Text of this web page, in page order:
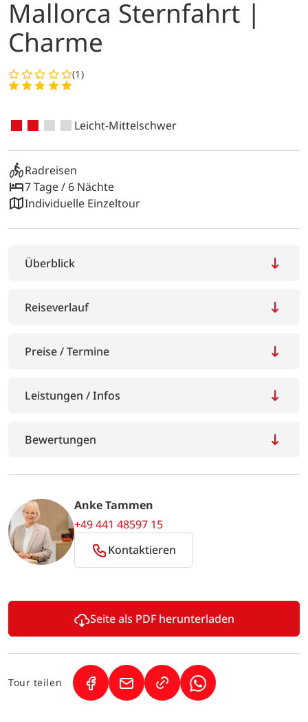
Mallorca Sternfahrt |
Charme
(1)
Leicht-Mittelschwer
Radreisen
7 Tage / 6 Nächte
Individuelle Einzeltour
Überblick
Reiseverlauf
Preise / Termine
Leistungen / Infos
Bewertungen
Anke Tammen
+49 441 48597 15
Kontaktieren
Seite als PDF herunterladen
Tour teilen (Link öffnet in neuem Tab)
(Link öffnet in neuem Tab)
(Link öffnet in